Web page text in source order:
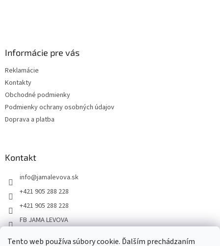
Tento web používa súbory cookie. Ďalším prechádzaním
Informácie pre vás
Reklamácie
Kontakty
Obchodné podmienky
Podmienky ochrany osobných údajov
Doprava a platba
Kontakt
info@jamalevova.sk
+421 905 288 228
+421 905 288 228
FB JAMA LEVOVA